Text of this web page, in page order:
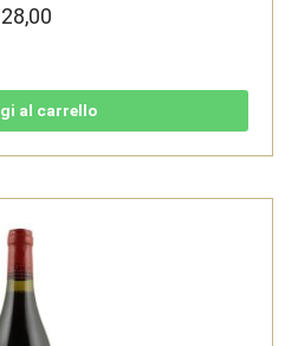
28,00
al carrello